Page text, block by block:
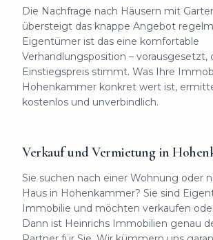
Die Nachfrage nach Häusern mit
übersteigt das knappe Angebot
Eigentümer ist das eine komfortable
Verhandlungsposition – vorausgesetzt,
Einstiegspreis stimmt. Was Ihre
Hohenkammer konkret wert ist,
kostenlos und unverbindlich.
Verkauf und Vermietung in
Sie suchen nach einer Wohnung oder
Haus in Hohenkammer? Sie sind
Immobilie und möchten verkaufen
Dann ist Heinrichs Immobilien genau